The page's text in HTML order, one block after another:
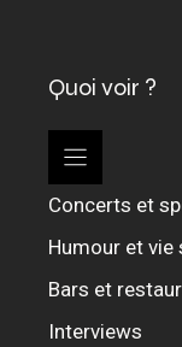
Quoi voir ?
Concerts et
Humour et vie
Bars et
Interviews